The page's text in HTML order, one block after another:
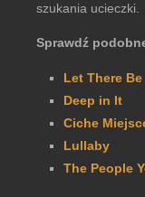
szukania ucieczki.
Sprawdź
Let There
Deep in It
Ciche
Lullaby
The People